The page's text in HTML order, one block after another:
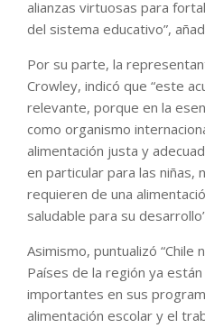
alianzas virtuosas para
del sistema educativo”,
Por su parte, la
Crowley, indicó que “este
relevante, porque en la
como organismo
alimentación justa y
en particular para las niñas,
requieren de una
saludable para su
Asimismo, puntualizó
Países de la región ya
importantes en sus
alimentación escolar y el